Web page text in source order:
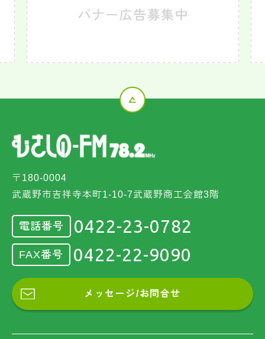
〒180-0004
武蔵野市吉祥寺本町1-10-7武蔵野商工会館3階
電話番号 0422-23-0782
FAX番号 0422-22-9090
メッセージ/お問合せ